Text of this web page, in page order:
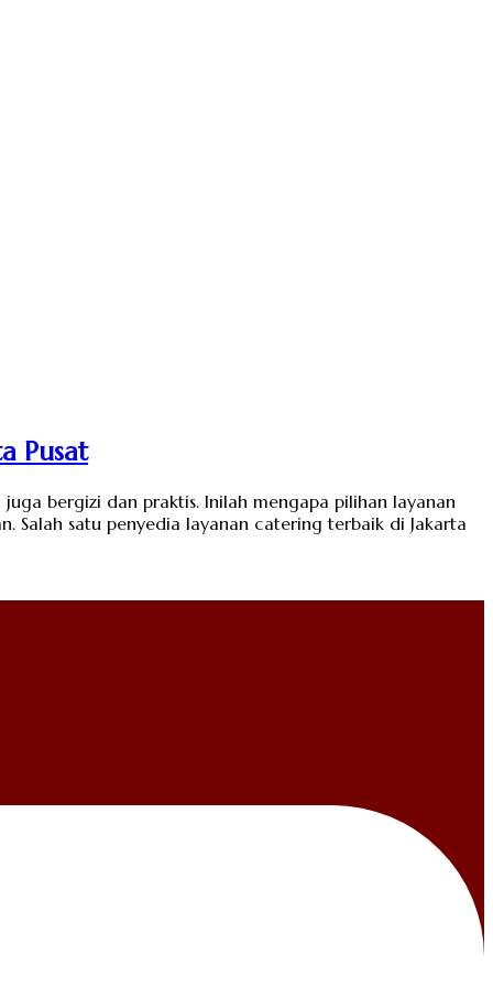
Pusat
bergizi dan praktis. Inilah mengapa pilihan layanan
Salah satu penyedia layanan catering terbaik di Jakarta